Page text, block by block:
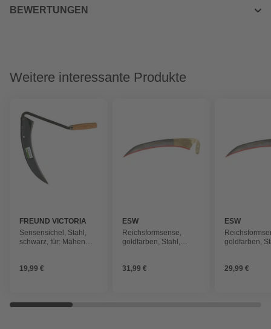
BEWERTUNGEN
Weitere interessante Produkte
FREUND VICTORIA
Sensensichel, Stahl,
schwarz, für: Mähen
19,99 €
ESW
Reichsformsense,
goldfarben, Stahl,
31,99 €
ESW
goldfarben,
29,99 €